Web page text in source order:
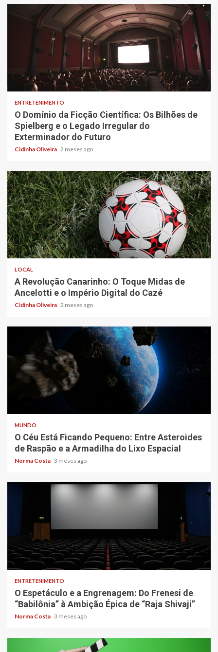
6 min read
ENTRETENIMENTO
O Domínio da Ficção Científica: Os Bilhões de
Spielberg e o Legado Irregular do
Exterminador do Futuro
Cidinha Oliveira 2 meses ago
4 min read
LOCAL
A Revolução Canarinho: O Toque Midas de
Ancelotti e o Império Digital do Cazé
Cidinha Oliveira 2 meses ago
MUNDO
O Céu Está Ficando Pequeno: Entre Asteroides
de Raspão e a Armadilha do Lixo Espacial
Norma Costa 3 meses ago
4 min read
ENTRETENIMENTO
O Espetáculo e a Engrenagem: Do Frenesi de
“Babilônia” à Ambição Épica de “Raja Shivaji”
Norma Costa 3 meses ago